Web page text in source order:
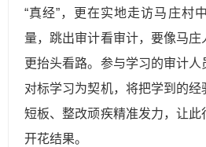
“真经”，更在实地走访马庄村
量，跳出审计看审计，要像马庄
更抬头看路。参与学习的审计
对标学习为契机，将把学到的
短板、整改顽疾精准发力，让此
开花结果。